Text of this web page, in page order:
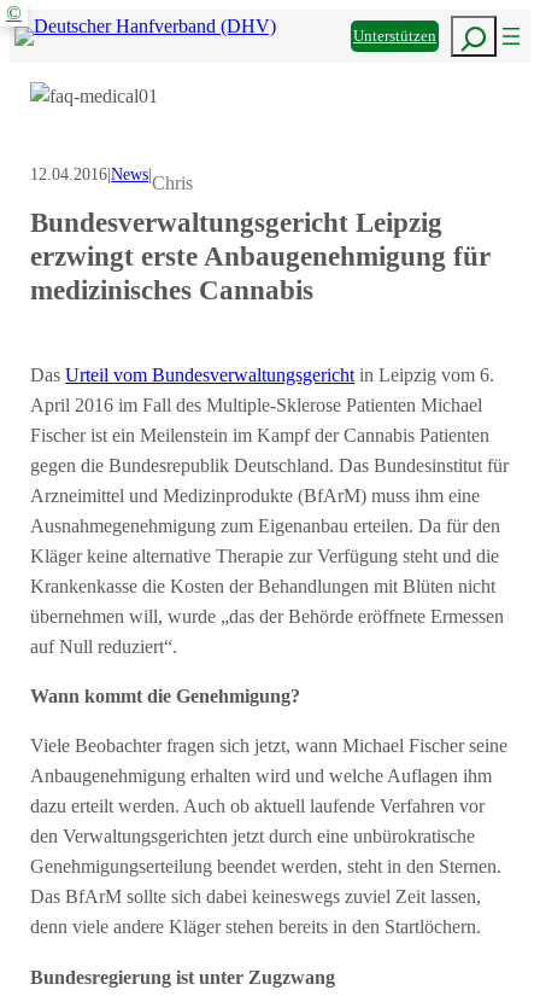
Zum
Inhalt
springen
Informieren
DHV
UnterstützenSuchen
©
12.04.2016|News|Chris
Bundesverwaltungsgericht Leipzig
erzwingt erste Anbaugenehmigung für
medizinisches Cannabis
DasUrteil vom Bundesverwaltungsgerichtin Leipzig vom 6.
April 2016 im Fall des Multiple-Sklerose Patienten Michael
Fischer ist ein Meilenstein im Kampf der Cannabis Patienten
gegen die Bundesrepublik Deutschland. Das Bundesinstitut für
Arzneimittel und Medizinprodukte (BfArM) muss ihm eine
Ausnahmegenehmigung zum Eigenanbau erteilen. Da für den
Kläger keine alternative Therapie zur Verfügung steht und die
Krankenkasse die Kosten der Behandlungen mit Blüten nicht
übernehmen will, wurde „das der Behörde eröffnete Ermessen
auf Null reduziert“.
Wann kommt die Genehmigung?
Viele Beobachter fragen sich jetzt, wann Michael Fischer seine
Anbaugenehmigung erhalten wird und welche Auflagen ihm
dazu erteilt werden. Auch ob aktuell laufende Verfahren vor
den Verwaltungsgerichten jetzt durch eine unbürokratische
Genehmigungserteilung beendet werden, steht in den Sternen.
Das BfArM sollte sich dabei keineswegs zuviel Zeit lassen,
denn viele andere Kläger stehen bereits in den Startlöchern.
Bundesregierung ist unter Zugzwang